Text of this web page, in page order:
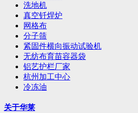
洗地机
真空钎焊炉
网格布
分子筛
紧固件横向振动试验机
无纺布育苗容器袋
铝艺护栏厂家
杭州加工中心
冷冻油
关于华莱